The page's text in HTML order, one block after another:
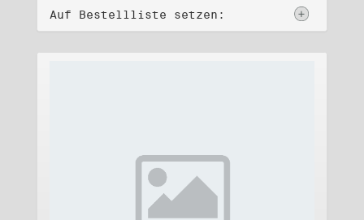
Auf Bestellliste setzen: